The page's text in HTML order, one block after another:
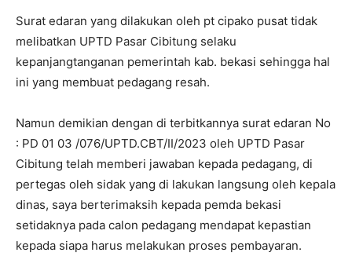
Surat edaran yang dilakukan oleh pt cipako pusat tidak
melibatkan UPTD Pasar Cibitung selaku
kepanjangtanganan pemerintah kab. bekasi sehingga hal
ini yang membuat pedagang resah.
Namun demikian dengan di terbitkannya surat edaran No
: PD 01 03 /076/UPTD.CBT/II/2023 oleh UPTD Pasar
Cibitung telah memberi jawaban kepada pedagang, di
pertegas oleh sidak yang di lakukan langsung oleh kepala
dinas, saya berterimaksih kepada pemda bekasi
setidaknya pada calon pedagang mendapat kepastian
kepada siapa harus melakukan proses pembayaran.